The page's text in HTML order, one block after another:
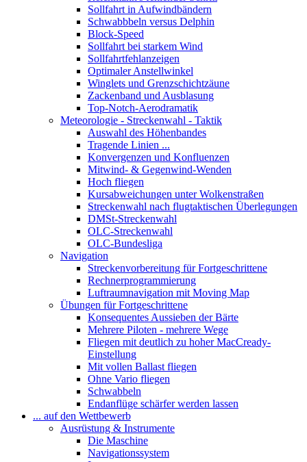
Sollfahrt in Aufwindbändern
Schwabbbeln versus Delphin
Block-Speed
Sollfahrt bei starkem Wind
Sollfahrtfehlanzeigen
Optimaler Anstellwinkel
Winglets und Grenzschichtzäune
Zackenband und Ausblasung
Top-Notch-Aerodramatik
Meteorologie - Streckenwahl - Taktik
Auswahl des Höhenbandes
Tragende Linien ...
Konvergenzen und Konfluenzen
Mitwind- & Gegenwind-Wenden
Hoch fliegen
Kursabweichungen unter Wolkenstraßen
Streckenwahl nach flugtaktischen Überlegungen
DMSt-Streckenwahl
OLC-Streckenwahl
OLC-Bundesliga
Navigation
Streckenvorbereitung für Fortgeschrittene
Rechnerprogrammierung
Luftraumnavigation mit Moving Map
Übungen für Fortgeschrittene
Konsequentes Aussieben der Bärte
Mehrere Piloten - mehrere Wege
Fliegen mit deutlich zu hoher MacCready-
Einstellung
Mit vollen Ballast fliegen
Ohne Vario fliegen
Schwabbeln
Endanflüge schärfer werden lassen
... auf den Wettbewerb
Ausrüstung & Instrumente
Die Maschine
Navigationssystem